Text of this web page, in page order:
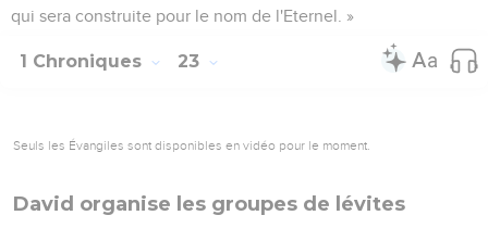
qui sera construite pour le nom de l'Eternel. »
1 Chroniques 23
Seuls les Évangiles sont disponibles en vidéo pour le moment.
David organise les groupes de lévites